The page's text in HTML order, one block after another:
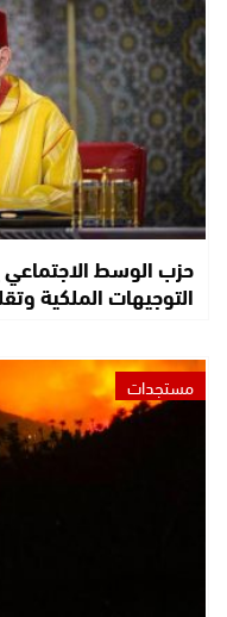
حزب الوسط الاجتماعي
التوجيهات الملكية
مستجدات